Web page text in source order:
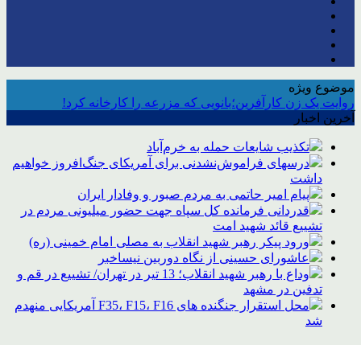
موضوع ویژه
روایت یک زن کارآفرین؛بانویی که مزرعه را کارخانه کرد!
آخرین اخبار
تکذیب شایعات حمله به خرم‌آباد
درسهای فراموش‌نشدنی برای آمریکای جنگ‌افروز خواهیم
داشت
پیام امیر حاتمی به مردم صبور و وفادار ایران
قدردانی فرمانده کل سپاه جهت حضور میلیونی مردم در
تشییع قائد شهید امت
ورود پیکر رهبر شهید انقلاب به مصلی امام خمینی (ره)
عاشورای حسینی از نگاه دوربین نیساخبر
وداع با رهبر شهید انقلاب؛ 13 تیر در تهران/ تشییع در قم و
تدفین در مشهد
محل استقرار جنگنده های F35، F15، F16 آمریکایی منهدم
شد